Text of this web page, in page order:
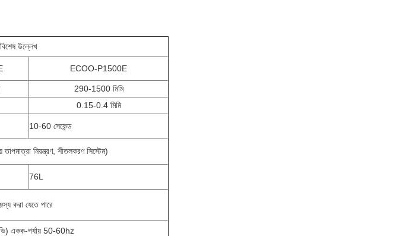
উল্লেখ
ECOO-P1500E
290-1500 মিমি
0.15-0.4 মিমি
10-60 সেকেন্ড
নিয়ন্ত্রণ, শীতলকরণ সিস্টেম)
76L
করা যেতে পারে
একক-পর্যায় 50-60hz